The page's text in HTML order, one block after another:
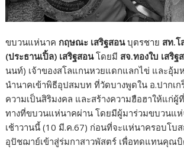
ขบวนแห่นาค กฤษณะ เสริฐสอนบุตรชาย สท.
(ประธานเปิ้ล) เสริฐสอนโดยมี สจ.ทองใบ เสริฐ
นนท์) เจ้าของสโลแกนหวยแดกแลกไข่ และอุ้ม
นำนาคเข้าพิธีอุปสมบท ที่วัดบางพูดใน อ.ปากเก
ความเป็นสิริมงคล และสร้างความฮือฮาให้แก่ผู้
ทางที่ขบวนแห่นาคผ่าน โดยมีผู้มาร่วมขบวนแห่
เช้าวานนี้ (10 มี.ค.67) ก่อนที่จะแห่นาครอบโบ
อุปัชฌาย์เข้าสู่ร่มกาสาวพัสตร์ เพื่อทดแทนคุณบิ